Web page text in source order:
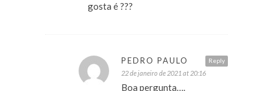
gosta é ???
Reply
PEDRO PAULO
22 de janeiro de 2021 at 20:16
Boa pergunta….